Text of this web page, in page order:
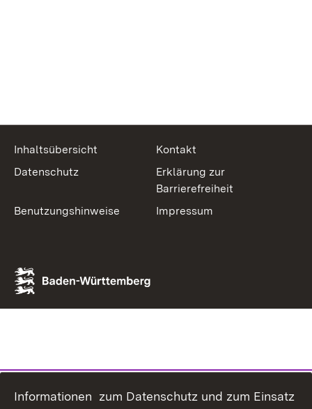
Inhaltsübersicht
Kontakt
Datenschutz
Erklärung zur
Barrierefreiheit
Benutzungshinweise
Impressum
Informationen zum Datenschutz und zum Einsatz